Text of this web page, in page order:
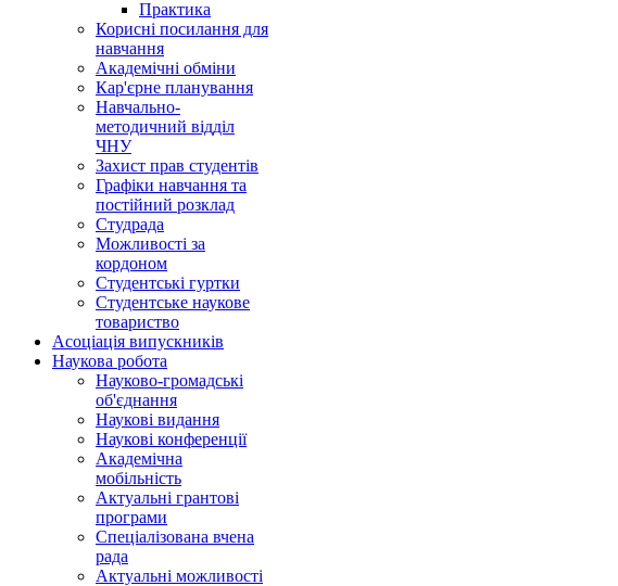
Практика
Корисні посилання для
навчання
Академічні обміни
Кар'єрне планування
Навчально-
методичний відділ
ЧНУ
Захист прав студентів
Графіки навчання та
постійний розклад
Студрада
Можливості за
кордоном
Студентські гуртки
Студентське наукове
товариство
Асоціація випускників
Наукова робота
Науково-громадські
об'єднання
Наукові видання
Наукові конференції
Академічна
мобільність
Актуальні грантові
програми
Спеціалізована вчена
рада
Актуальні можливості